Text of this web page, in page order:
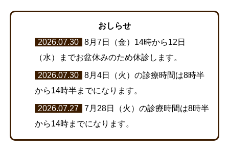
おしらせ
2026.07.30
8月7日（金）14時から12日
（水）までお盆休みのため休診します。
2026.07.30
8月4日（火）の診療時間は8時半
から14時半までになります。
2026.07.27
7月28日（火）の診療時間は8時半
から14時までになります。